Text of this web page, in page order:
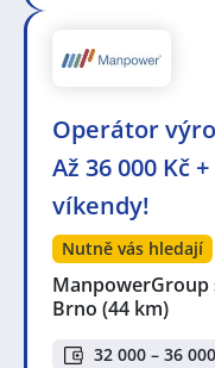
Operátor
Až 36 000 Kč
víkendy!
Nutně vás hledají
ManpowerGroup
Brno (44 km)
32 000 – 36